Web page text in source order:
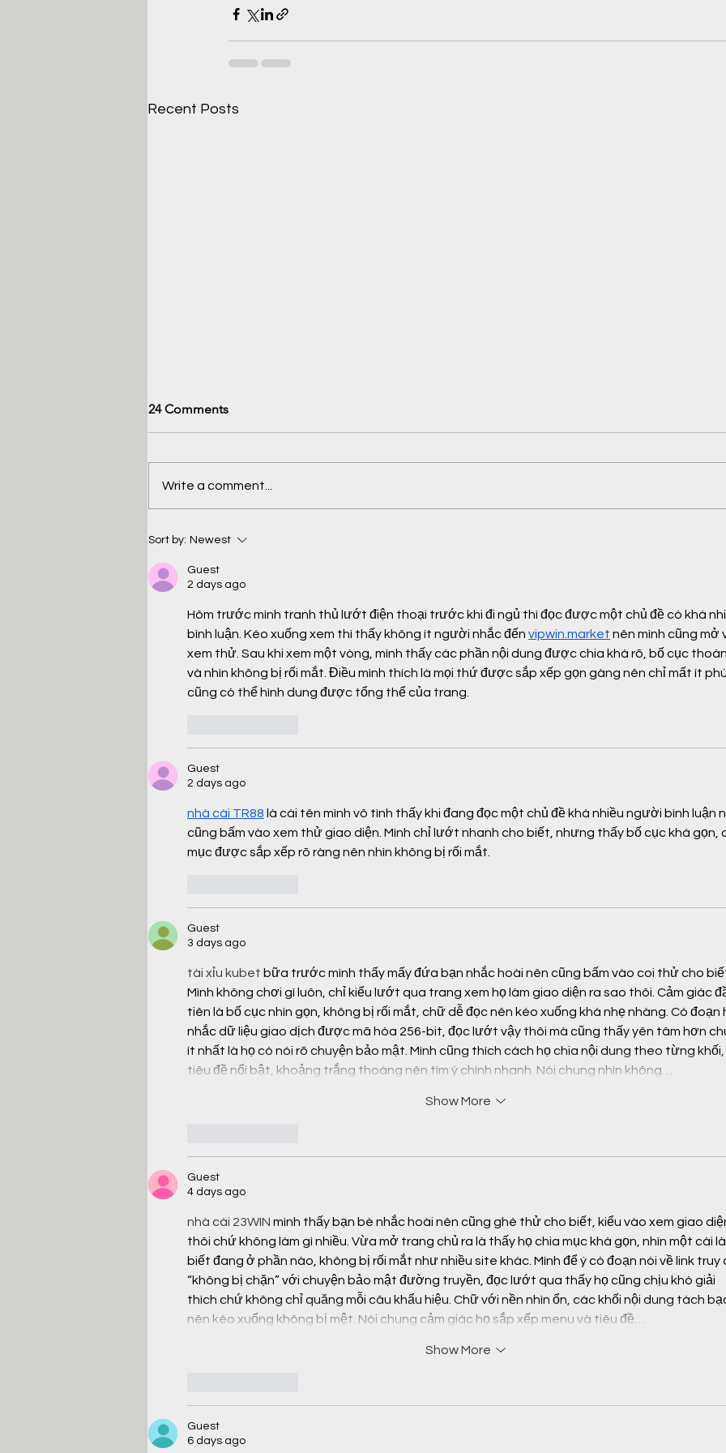
Recent Posts
Maybe the Antidote to
Cynicism Is Strategy
24 Comments
Write a comment...
Sort by: Newest
Guest
2 days ago
Hôm trước mình tranh thủ lướt điện thoại trước khi đi ngủ thì đọc được một chủ đề có khá
bình luận. Kéo xuống xem thì thấy không ít người nhắc đến vipwin.market nên mình cũng mở
xem thử. Sau khi xem một vòng, mình thấy các phần nội dung được chia khá rõ, bố cục
và nhìn không bị rối mắt. Điều mình thích là mọi thứ được sắp xếp gọn gàng nên chỉ mất ít
cũng có thể hình dung được tổng thể của trang.
Guest
2 days ago
nhà cái TR88 là cái tên mình vô tình thấy khi đang đọc một chủ đề khá nhiều người bình luận
cũng bấm vào xem thử giao diện. Mình chỉ lướt nhanh cho biết, nhưng thấy bố cục khá gọn,
mục được sắp xếp rõ ràng nên nhìn không bị rối mắt.
Guest
3 days ago
tài xỉu kubet bữa trước mình thấy mấy đứa bạn nhắc hoài nên cũng bấm vào coi thử cho
Mình không chơi gì luôn, chỉ kiểu lướt qua trang xem họ làm giao diện ra sao thôi. Cảm giác
tiên là bố cục nhìn gọn, không bị rối mắt, chữ dễ đọc nên kéo xuống khá nhẹ nhàng. Có đoạn
nhắc dữ liệu giao dịch được mã hóa 256-bit, đọc lướt vậy thôi mà cũng thấy yên tâm hơn
ít nhất là họ có nói rõ chuyện bảo mật. Mình cũng thích cách họ chia nội dung theo từng khối,
tiêu đề nổi bật, khoảng trắng thoáng nên tìm ý chính nhanh. Nói chung nhìn không…
Show More
Guest
4 days ago
nhà cái 23WIN mình thấy bạn bè nhắc hoài nên cũng ghé thử cho biết, kiểu vào xem giao
thôi chứ không làm gì nhiều. Vừa mở trang chủ ra là thấy họ chia mục khá gọn, nhìn một cái là
biết đang ở phần nào, không bị rối mắt như nhiều site khác. Mình để ý có đoạn nói về link truy
“không bị chặn” với chuyện bảo mật đường truyền, đọc lướt qua thấy họ cũng chịu khó giải
thích chứ không chỉ quăng mỗi câu khẩu hiệu. Chữ với nền nhìn ổn, các khối nội dung tách
nên kéo xuống không bị mệt. Nói chung cảm giác họ sắp xếp menu và tiêu đề…
Show More
Guest
6 days ago